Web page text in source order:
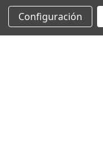
Configuración